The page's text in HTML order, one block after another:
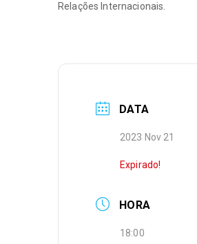
Relações Internacionais.
DATA
2023 Nov 21
Expirado!
HORA
18:00